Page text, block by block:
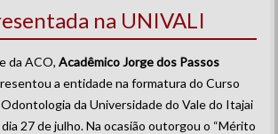
na UNIVALI
da ACO,Acadêmico Jorge dos Passos
a entidade na formatura do Curso
da Universidade do Vale do Itajai
27 de julho. Na ocasião outorgou o “Mérito